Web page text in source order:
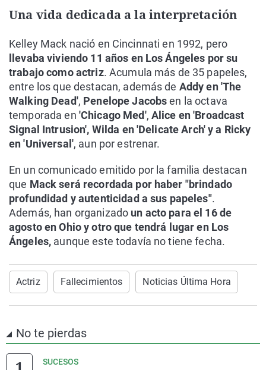
Una vida dedicada a la interpretación
Kelley Mack nació en Cincinnati en 1992, pero
llevaba viviendo 11 años en Los Ángeles por su
trabajo como actriz. Acumula más de 35 papeles,
entre los que destacan, además de Addy en 'The
Walking Dead', Penelope Jacobsen la octava
temporada en 'Chicago Med', Alice en 'Broadcast
Signal Intrusion', Wilda en 'Delicate Arch' y a Ricky
en 'Universal', aun por estrenar.
En un comunicado emitido por la familia destacan
que Mack será recordada por haber "brindado
profundidad y autenticidad a sus papeles".
Además, han organizado un acto para el 16 de
agosto en Ohio y otro que tendrá lugar en Los
Ángeles, aunque este todavía no tiene fecha.
Actriz Fallecimientos Noticias Última Hora
No te pierdas
SUCESOS